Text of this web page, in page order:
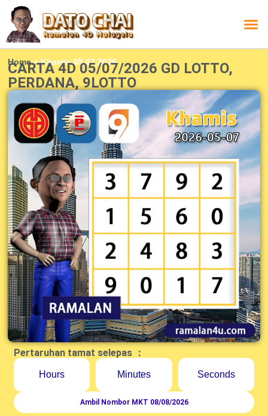
Home»Khamis 05.07.2026
CARTA 4D 05/07/2026 GD LOTTO,
PERDANA, 9LOTTO
Pertaruhan tamat selepas ：
Hours Minutes Seconds
Ambil Nombor MKT 08/08/2026